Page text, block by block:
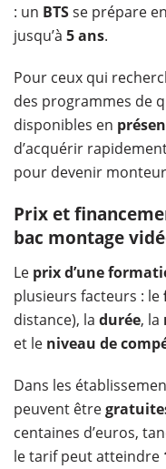
: un BTSse prépare en
jusqu’à 5 ans.
Pour ceux qui
des programmes de
disponibles en
d’acquérir
pour devenir
Prix et
bac montage
Le prix d’une
plusieurs facteurs : le
distance), la durée, la
et le niveau de
Dans les
peuvent être
centaines d’euros,
le tarif peut atteindre